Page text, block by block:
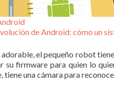
de Android: cómo un
el pequeño robot
su firmware para quien lo
tiene una cámara para